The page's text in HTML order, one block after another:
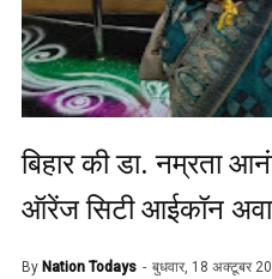
बिहार की डा. नम्रता
ऑरेंज सिटी आईकॉन
By Nation Todays बुधवार, 18 अक्टूबर